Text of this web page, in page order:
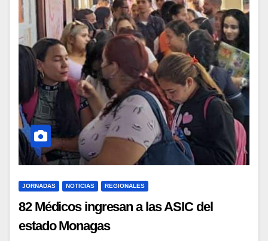
JORNADAS NOTICIAS REGIONALES
82 Médicos ingresan a las ASIC del
estado Monagas